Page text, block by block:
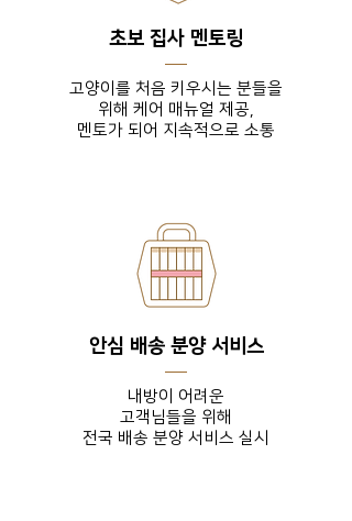
초보 집사 멘토링
고양이를 처음 키우시는 분들을
위해 케어 매뉴얼 제공,
​멘토가 되어 지속적으로 소통
안심 배송 분양 서비스
내방이 어려운
고객님들을 위해
전국 배송 분양 서비스 실시